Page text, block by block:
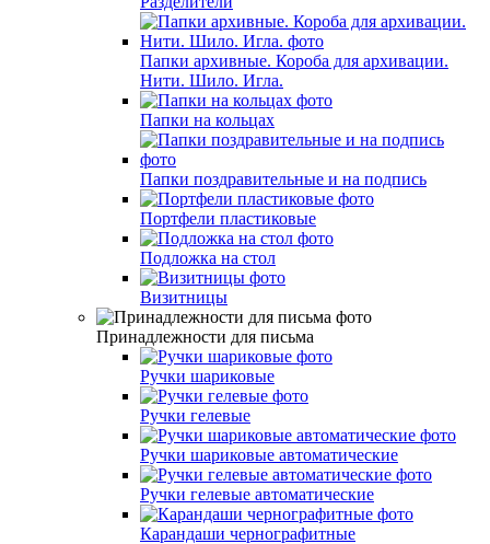
Папки архивные. Короба для архивации.
Нити. Шило. Игла.
Папки на кольцах
Папки поздравительные и на подпись
Портфели пластиковые
Подложка на стол
Визитницы
Принадлежности для письма
Ручки шариковые
Ручки гелевые
Ручки шариковые автоматические
Ручки гелевые автоматические
Карандаши чернографитные